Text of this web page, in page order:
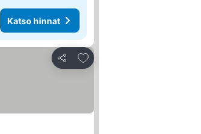
Katso hinnat
Jaa
Lisää suosikkeihin